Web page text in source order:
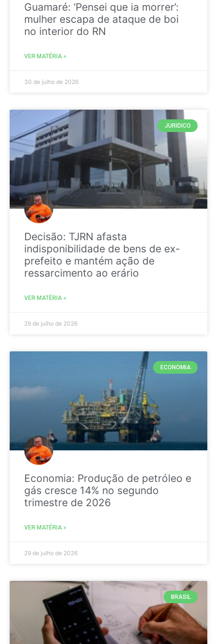
Guamaré: ‘Pensei que ia morrer’:
mulher escapa de ataque de boi
no interior do RN
VER MATÉRIA »
30 de julho de 2026
JURIDICO
Decisão: TJRN afasta
indisponibilidade de bens de ex-
prefeito e mantém ação de
ressarcimento ao erário
VER MATÉRIA »
29 de julho de 2026
ECONOMIA
Economia: Produção de petróleo e
gás cresce 14% no segundo
trimestre de 2026
VER MATÉRIA »
29 de julho de 2026
BRASIL